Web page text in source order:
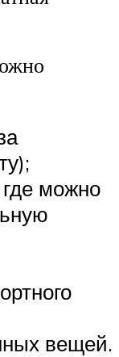
можно
вещей.